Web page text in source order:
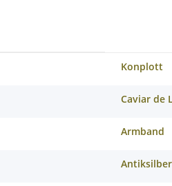
Konplott
Caviar de
Armband
Antiksilber